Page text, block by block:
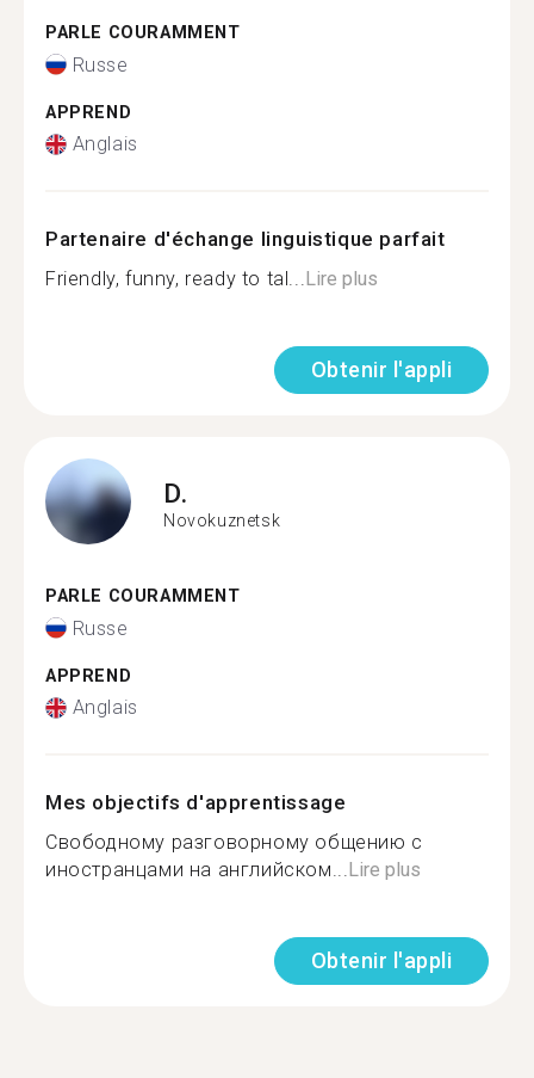
PARLE COURAMMENT
Russe
APPREND
Anglais
Partenaire d'échange linguistique parfait
Friendly, funny, ready to tal...Lire plus
Obtenir l'appli
D.
Novokuznetsk
PARLE COURAMMENT
Russe
APPREND
Anglais
Mes objectifs d'apprentissage
Свободному разговорному общению с
иностранцами на английском...Lire plus
Obtenir l'appli